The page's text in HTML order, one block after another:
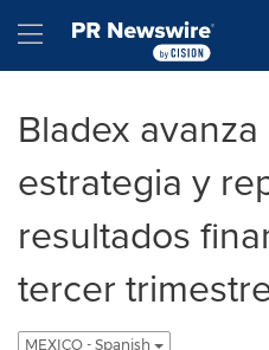
Hamburger menu
Bladex
estrategia y
resultados
tercer
MEXICO - Spanish